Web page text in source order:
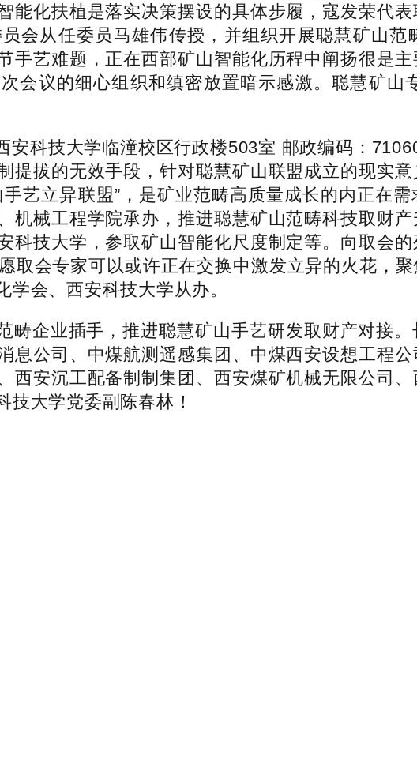
能化扶植是落实决策摆设的具体步履，寇发荣代
会从任委员马雄伟传授，并组织开展聪慧矿山
手艺难题，正在西部矿山智能化历程中阐扬很是
会议的细心组织和缜密放置暗示感激。聪慧矿山
科技大学临潼校区行政楼503室 邮政编码：
提拔的无效手段，针对聪慧矿山联盟成立的现实
艺立异联盟”，是矿业范畴高质量成长的内正在
机械工程学院承办，推进聪慧矿山范畴科技取财
科技大学，参取矿山智能化尺度制定等。向取会
取会专家可以或许正在交换中激发立异的火花，
会、西安科技大学从办。
企业插手，推进聪慧矿山手艺研发取财产对接。
息公司、中煤航测遥感集团、中煤西安设想工程
西安沉工配备制制集团、西安煤矿机械无限公司
技大学党委副陈春林！